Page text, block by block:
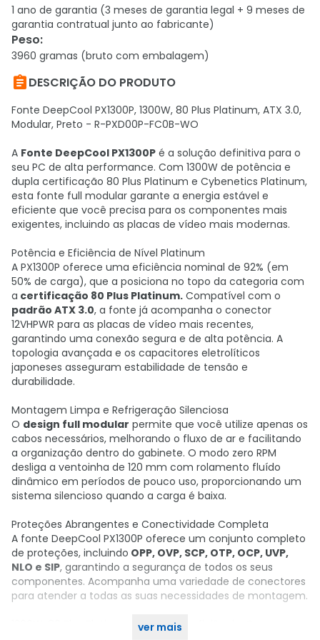
1 ano de garantia (3 meses de garantia legal + 9 meses de
garantia contratual junto ao fabricante)
Peso:
3960 gramas (bruto com embalagem)
DESCRIÇÃO DO PRODUTO
Fonte DeepCool PX1300P, 1300W, 80 Plus Platinum, ATX 3.0,
Modular, Preto - R-PXD00P-FC0B-WO
A Fonte DeepCool PX1300P é a solução definitiva para o
seu PC de alta performance. Com 1300W de potência e
dupla certificação 80 Plus Platinum e Cybenetics Platinum,
esta fonte full modular garante a energia estável e
eficiente que você precisa para os componentes mais
exigentes, incluindo as placas de vídeo mais modernas.
Potência e Eficiência de Nível Platinum
A PX1300P oferece uma eficiência nominal de 92% (em
50% de carga), que a posiciona no topo da categoria com
a certificação 80 Plus Platinum. Compatível com o
padrão ATX 3.0, a fonte já acompanha o conector
12VHPWR para as placas de vídeo mais recentes,
garantindo uma conexão segura e de alta potência. A
topologia avançada e os capacitores eletrolíticos
japoneses asseguram estabilidade de tensão e
durabilidade.
Montagem Limpa e Refrigeração Silenciosa
O design full modular permite que você utilize apenas os
cabos necessários, melhorando o fluxo de ar e facilitando
a organização dentro do gabinete. O modo zero RPM
desliga a ventoinha de 120 mm com rolamento fluído
dinâmico em períodos de pouco uso, proporcionando um
sistema silencioso quando a carga é baixa.
Proteções Abrangentes e Conectividade Completa
A fonte DeepCool PX1300P oferece um conjunto completo
de proteções, incluindo OPP, OVP, SCP, OTP, OCP, UVP,
NLO e SIP, garantindo a segurança de todos os seus
componentes. Acompanha uma variedade de conectores
para atender a todas as suas necessidades de montagem.
1300W, 80 Plus Platinum. Potência e eficiência. Compre
ver mais